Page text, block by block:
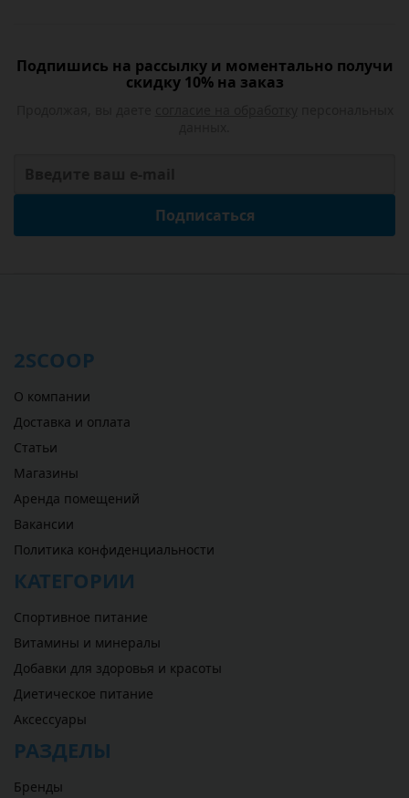
Подпишись на рассылку и моментально получи
скидку 10% на заказ
Подписаться
2SCOOP
О компании
Доставка и оплата
Статьи
Магазины
Аренда помещений
Вакансии
Политика конфиденциальности
КАТЕГОРИИ
Спортивное питание
Витамины и минералы
Добавки для здоровья и красоты
Диетическое питание
Аксессуары
РАЗДЕЛЫ
Бренды